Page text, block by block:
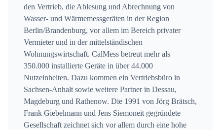
den Vertrieb, die Ablesung und Abrechnung von
Wasser- und Wärmemessgeräten in der Region
Berlin/Brandenburg, vor allem im Bereich privater
Vermieter und in der mittelständischen
Wohnungswirtschaft. CalMess betreut mehr als
350.000 installierte Geräte in über 44.000
Nutzeinheiten. Dazu kommen ein Vertriebsbüro in
Sachsen-Anhalt sowie weitere Partner in Dessau,
Magdeburg und Rathenow. Die 1991 von Jörg Brätsch,
Frank Giebelmann und Jens Siemoneit gegründete
Gesellschaft zeichnet sich vor allem durch eine hohe